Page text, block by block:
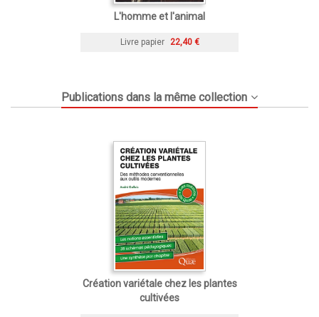
L'homme et l'animal
Livre papier 22,40 €
Publications dans la même collection
Création variétale chez les plantes
cultivées